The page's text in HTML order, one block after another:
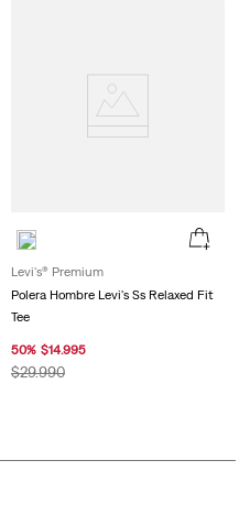
Levi's® Premium
Polera Hombre Levi's Ss Relaxed Fit
Tee
50% $14.995
$29.990